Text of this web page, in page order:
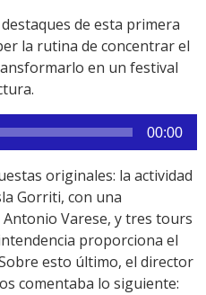
de esta primera
la rutina de concentrar el
en un festival
00:00
originales: la actividad
Gorriti, con una
Varese, y tres tours
proporciona el
esto último, el director
comentaba lo siguiente: